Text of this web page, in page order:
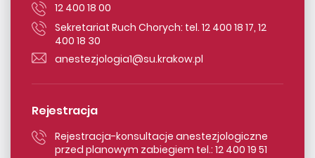
12 400 18 00
Sekretariat Ruch Chorych: tel. 12 400 18 17, 12
400 18 30
anestezjologia1@su.krakow.pl
Rejestracja
Rejestracja-konsultacje anestezjologiczne
przed planowym zabiegiem tel.: 12 400 19 51